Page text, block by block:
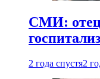
СМИ: отец
2 года спустя2